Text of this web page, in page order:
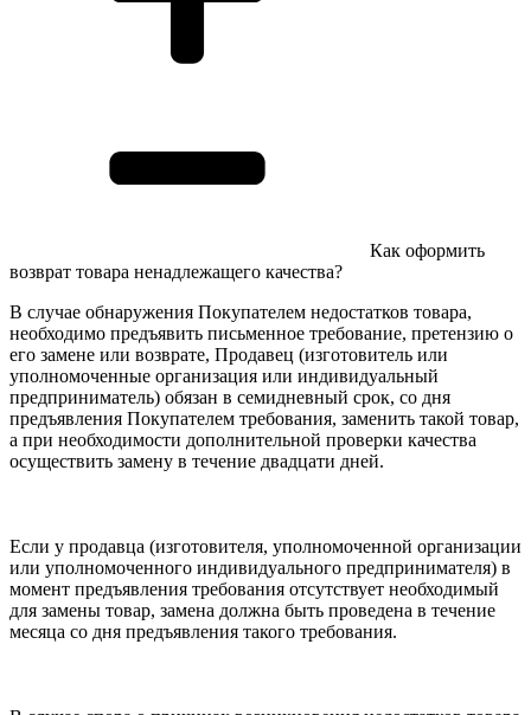
Как оформить
возврат товара ненадлежащего качества?
В случае обнаружения Покупателем недостатков товара,
необходимо предъявить письменное требование, претензию о
его замене или возврате, Продавец (изготовитель или
уполномоченные организация или индивидуальный
предприниматель) обязан в семидневный срок, со дня
предъявления Покупателем требования, заменить такой товар,
а при необходимости дополнительной проверки качества
осуществить замену в течение двадцати дней.
Если у продавца (изготовителя, уполномоченной организации
или уполномоченного индивидуального предпринимателя) в
момент предъявления требования отсутствует необходимый
для замены товар, замена должна быть проведена в течение
месяца со дня предъявления такого требования.